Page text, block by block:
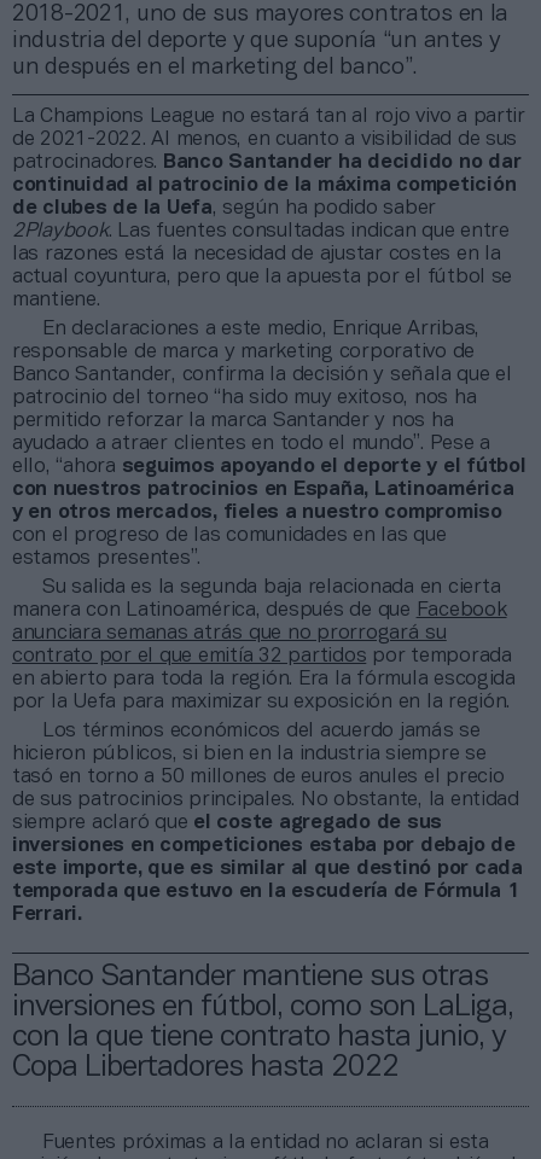
2018-2021, uno de sus mayores contratos en la
industria del deporte y que suponía “un antes y
un después en el marketing del banco”.
La Champions League no estará tan al rojo vivo a partir
de 2021-2022. Al menos, en cuanto a visibilidad de sus
patrocinadores. Banco Santander ha decidido no dar
continuidad al patrocinio de la máxima competición
de clubes de la Uefa, según ha podido saber
2Playbook. Las fuentes consultadas indican que entre
las razones está la necesidad de ajustar costes en la
actual coyuntura, pero que la apuesta por el fútbol se
mantiene.
En declaraciones a este medio, Enrique Arribas,
responsable de marca y marketing corporativo de
Banco Santander, confirma la decisión y señala que el
patrocinio del torneo “ha sido muy exitoso, nos ha
permitido reforzar la marca Santander y nos ha
ayudado a atraer clientes en todo el mundo”. Pese a
ello, “ahora seguimos apoyando el deporte y el fútbol
con nuestros patrocinios en España, Latinoamérica
y en otros mercados, fieles a nuestro compromiso
con el progreso de las comunidades en las que
estamos presentes”.
Su salida es la segunda baja relacionada en cierta
manera con Latinoamérica, después de que Facebook
anunciara semanas atrás que no prorrogará su
contrato por el que emitía 32 partidos por temporada
en abierto para toda la región. Era la fórmula escogida
por la Uefa para maximizar su exposición en la región.
Los términos económicos del acuerdo jamás se
hicieron públicos, si bien en la industria siempre se
tasó en torno a 50 millones de euros anules el precio
de sus patrocinios principales. No obstante, la entidad
siempre aclaró que el coste agregado de sus
inversiones en competiciones estaba por debajo de
este importe, que es similar al que destinó por cada
temporada que estuvo en la escudería de Fórmula 1
Ferrari.
Banco Santander mantiene sus otras
inversiones en fútbol, como son LaLiga,
con la que tiene contrato hasta junio, y
Copa Libertadores hasta 2022
Fuentes próximas a la entidad no aclaran si esta